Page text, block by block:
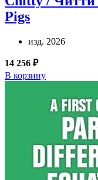
Pigs
изд. 2026
14 256 ₽
В корзину